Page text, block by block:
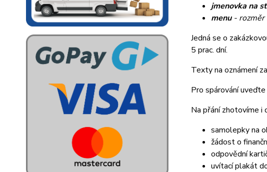
jmenovka na
menu- rozměr
Jedná se o
5 prac. dní.
Texty na oznámení
Pro spárování
Na přání zhotovíme i
samolepky na
žádost o
odpovědní
uvítací plakát